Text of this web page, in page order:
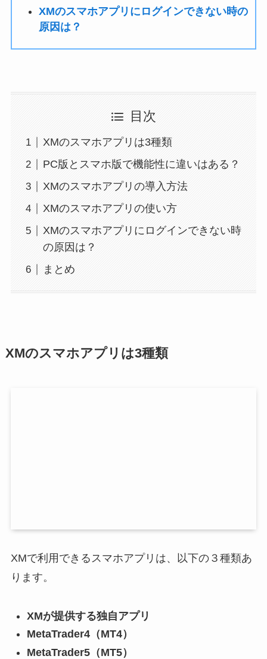
XMのスマホアプリにログインできない時の
原因は？
目次
XMのスマホアプリは3種類
PC版とスマホ版で機能性に違いはある？
XMのスマホアプリの導入方法
XMのスマホアプリの使い方
XMのスマホアプリにログインできない時
の原因は？
まとめ
XMのスマホアプリは3種類
XMで利用できるスマホアプリは、以下の３種類あ
ります。
XMが提供する独自アプリ
MetaTrader4（MT4）
MetaTrader5（MT5）